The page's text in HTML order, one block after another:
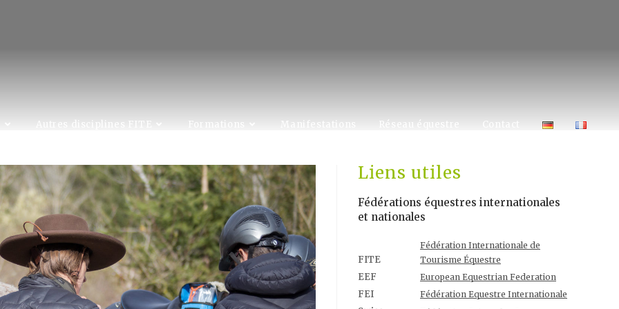
Autres disciplines FITE Formations Manifestations Réseau équestre Contact
Liens utiles
Fédérations équestres internationales
et nationales
FITE
Fédération Internationale de
Tourisme Équestre
EEF European Equestrian Federation
FEI Fédération Equestre Internationale